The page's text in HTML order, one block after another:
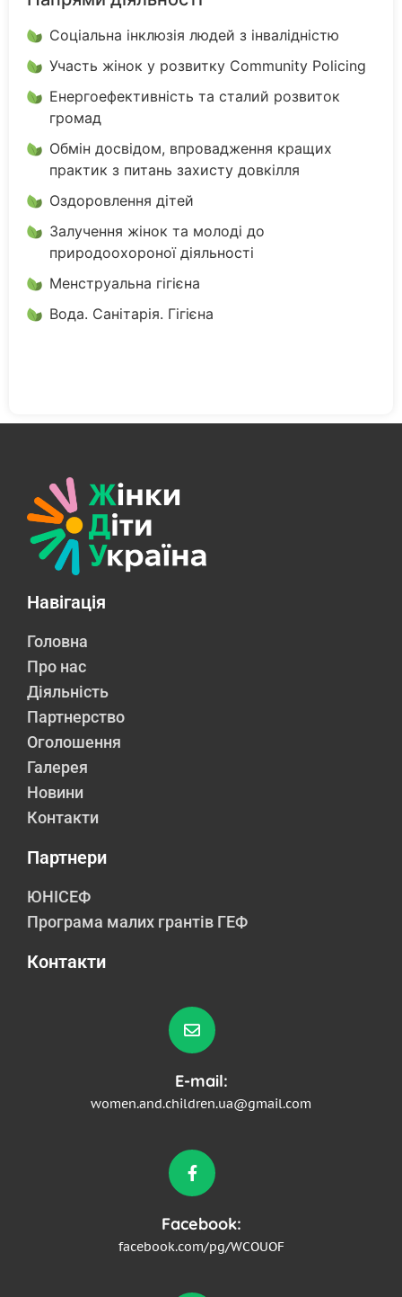
Соціальна інклюзія людей з інвалідністю
Участь жінок у розвитку Community Policing
Енергоефективність та сталий розвиток
громад
Обмін досвідом, впровадження кращих
практик з питань захисту довкілля
Оздоровлення дітей
Залучення жінок та молоді до
природоохороної діяльності
Менструальна гігієна
Вода. Санітарія. Гігієна
Навігація
Головна
Про нас
Діяльність
Партнерство
Оголошення
Галерея
Новини
Контакти
Партнери
ЮНІСЕФ
Програма малих грантів ГЕФ
Контакти
E-mail:
women.and.children.ua@gmail.com
Facebook:
facebook.com/pg/WCOUOF